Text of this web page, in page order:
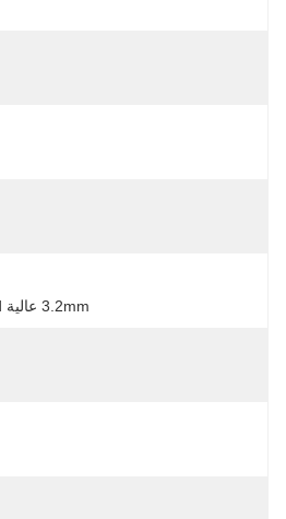
3.2mm عالية Transmittperpered الزجاج